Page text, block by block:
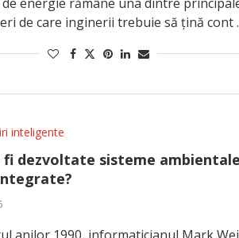
de care inginerii trebuie să țină cont
inteligente
fi dezvoltate sisteme